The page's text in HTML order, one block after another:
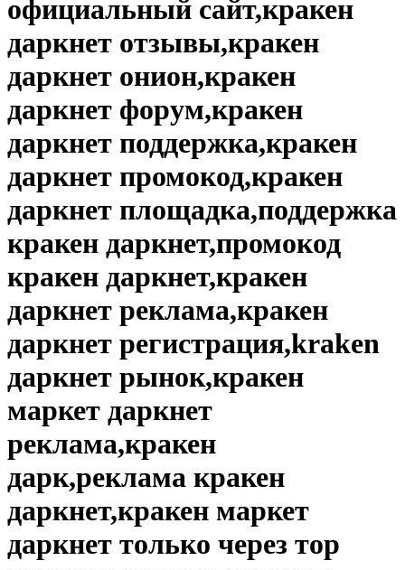
официальный сайт,кракен
даркнет отзывы,кракен
даркнет онион,кракен
даркнет форум,кракен
даркнет поддержка,кракен
даркнет промокод,кракен
даркнет площадка,поддержка
кракен даркнет,промокод
кракен даркнет,кракен
даркнет реклама,кракен
даркнет регистрация,kraken
даркнет рынок,кракен
маркет даркнет
реклама,кракен
дарк,реклама кракен
даркнет,кракен маркет
даркнет только через тор